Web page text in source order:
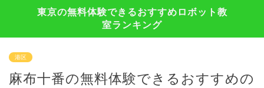
東京の無料体験できるおすすめロボット教
室ランキング
港区
麻布十番の無料体験できるおすすめの